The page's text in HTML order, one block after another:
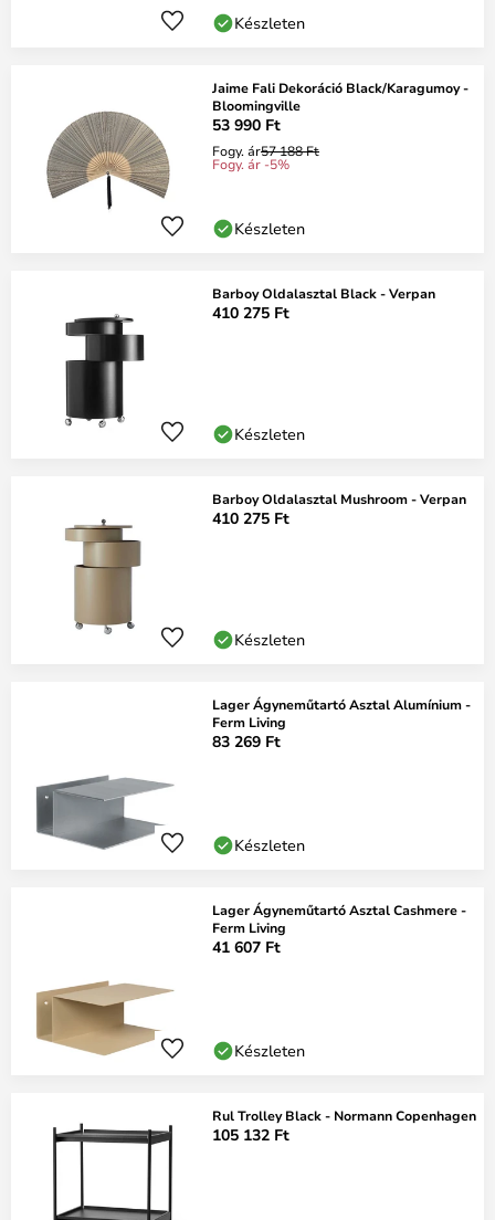
Készleten
Jaime Fali Dekoráció Black/Karagumoy -
Bloomingville
53 990 Ft
Fogy. ár57 188 Ft
Fogy. ár -5%
Készleten
Barboy Oldalasztal Black - Verpan
410 275 Ft
Készleten
Barboy Oldalasztal Mushroom - Verpan
410 275 Ft
Készleten
Lager Ágyneműtartó Asztal Alumínium -
Ferm Living
83 269 Ft
Készleten
Lager Ágyneműtartó Asztal Cashmere -
Ferm Living
41 607 Ft
Készleten
Rul Trolley Black - Normann Copenhagen
105 132 Ft